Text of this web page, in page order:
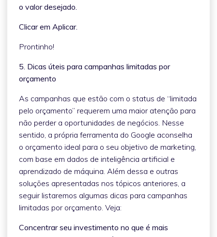
o valor desejado.
Clicar em Aplicar.
Prontinho!
5. Dicas úteis para campanhas limitadas por
orçamento
As campanhas que estão com o status de “limitada
pelo orçamento” requerem uma maior atenção para
não perder a oportunidades de negócios. Nesse
sentido, a própria ferramenta do Google aconselha
o orçamento ideal para o seu objetivo de marketing,
com base em dados de inteligência artificial e
aprendizado de máquina. Além dessa e outras
soluções apresentadas nos tópicos anteriores, a
seguir listaremos algumas dicas para campanhas
limitadas por orçamento. Veja:
Concentrar seu investimento no que é mais